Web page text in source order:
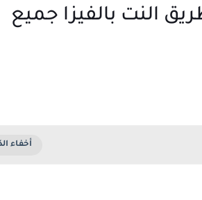
النت بالفيزا جميع